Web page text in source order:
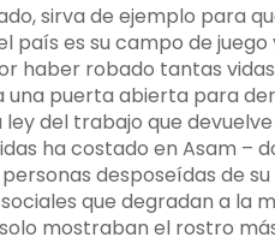
sirva de ejemplo para
país es su campo de juego
haber robado tantas
puerta abierta para
del trabajo que
ha costado en Asam –
desposeídas de su
que degradan a la
mostraban el rostro